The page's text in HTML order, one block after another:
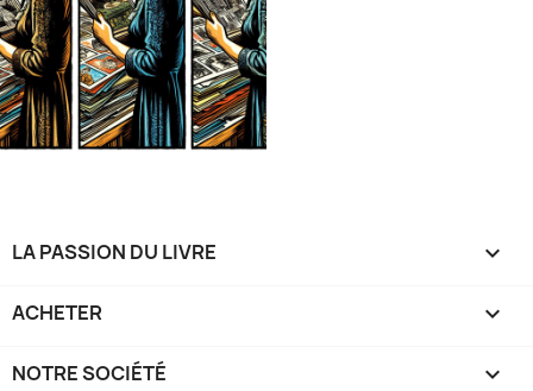
LA PASSION DU LIVRE 
ACHETER 
NOTRE SOCIÉTÉ 